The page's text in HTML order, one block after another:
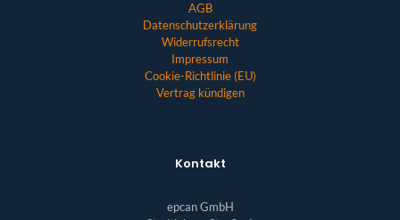
AGB
Datenschutzerklärung
Widerrufsrecht
Impressum
Cookie-Richtlinie (EU)
Vertrag kündigen
Kontakt
epcan GmbH